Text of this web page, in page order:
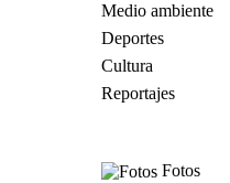
Medio ambiente
Deportes
Cultura
Reportajes
Fotos